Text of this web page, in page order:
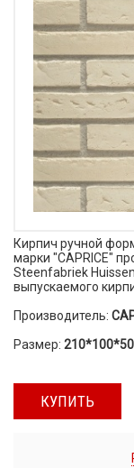
Кирпич ручной
марки "CAPRICE"
Steenfabriek
выпускаемого
Производитель:
Размер:
КУПИТЬ